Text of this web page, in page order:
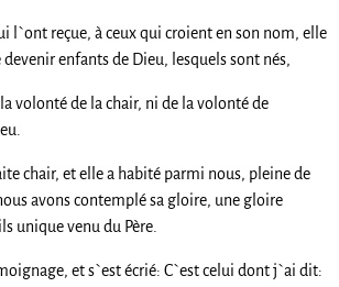
l`ont reçue, à ceux qui croient en son nom, elle
enfants de Dieu, lesquels sont nés,
volonté de la chair, ni de la volonté de
chair, et elle a habité parmi nous, pleine de
avons contemplé sa gloire, une gloire
unique venu du Père.
et s`est écrié: C`est celui dont j`ai dit: